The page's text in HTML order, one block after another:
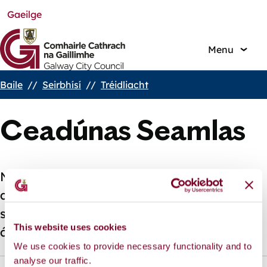
This website uses cookies
We use cookies to provide necessary functionality and to
analyse our traffic.
Skip
to
main
content
Gaeilge
Menu
Breadcrumbs
Baile Seirbhísí Tréidliacht
Ceadúnas Seamlas
Ní mór do shaoráidí beaga feola próiseála
agus maraithe iarratas ar cheadúnas
seamlais a dhéanamh chuig an údarás
áitiúil.